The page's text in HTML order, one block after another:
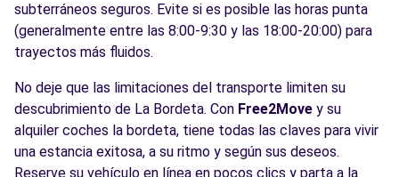
subterráneos seguros. Evite si es posible las horas punta
(generalmente entre las 8:00-9:30 y las 18:00-20:00) para
trayectos más fluidos.
No deje que las limitaciones del transporte limiten su
descubrimiento de La Bordeta. Con Free2Move y su
alquiler coches la bordeta, tiene todas las claves para vivir
una estancia exitosa, a su ritmo y según sus deseos.
Reserve su vehículo en línea en pocos clics y parta a la